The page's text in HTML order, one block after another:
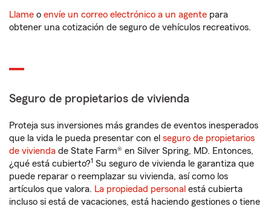
Llame o envíe un correo electrónico a un agente para
obtener una cotización de seguro de vehículos recreativos.
Seguro de propietarios de vivienda
Proteja sus inversiones más grandes de eventos inesperados
que la vida le pueda presentar con el seguro de propietarios
de vivienda de State Farm® en Silver Spring, MD. Entonces,
¿qué está cubierto?1 Su seguro de vivienda le garantiza que
puede reparar o reemplazar su vivienda, así como los
artículos que valora. La propiedad personal está cubierta
incluso si está de vacaciones, está haciendo gestiones o tiene